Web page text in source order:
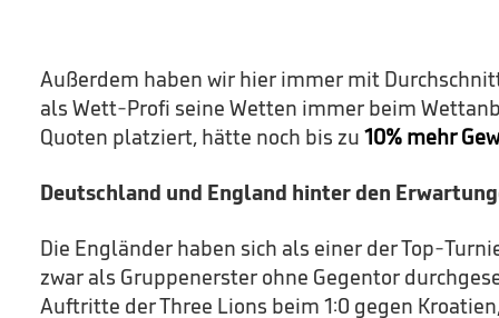
Außerdem haben wir hier immer mit
als Wett-Profi seine Wetten immer beim
Quoten platziert, hätte noch bis zu 10% mehr
Deutschland und England hinter den
Die Engländer haben sich als einer der Top-
zwar als Gruppenerster ohne Gegentor
Auftritte der Three Lions beim 1:0 gegen